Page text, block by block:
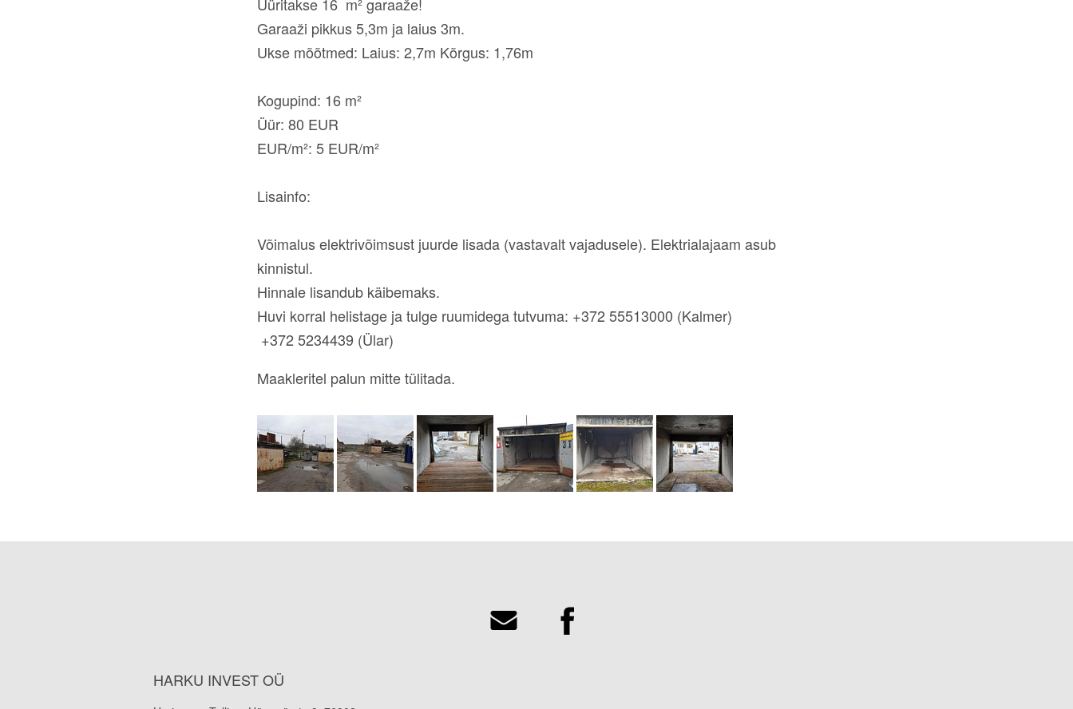
Garaaži pikkus 5,3m ja laius 3m.
Ukse mõõtmed: Laius: 2,7m Kõrgus: 1,76m
Kogupind: 16 m²
Üür: 80 EUR
EUR/m²: 5 EUR/m²
Lisainfo:
Võimalus elektrivõimsust juurde lisada (vastavalt vajadusele). Elektrialajaam asub
kinnistul.
Hinnale lisandub käibemaks.
Huvi korral helistage ja tulge ruumidega tutvuma: +372 55513000 (Kalmer)
+372 5234439 (Ülar)
Maakleritel palun mitte tülitada.
HARKU INVEST OÜ